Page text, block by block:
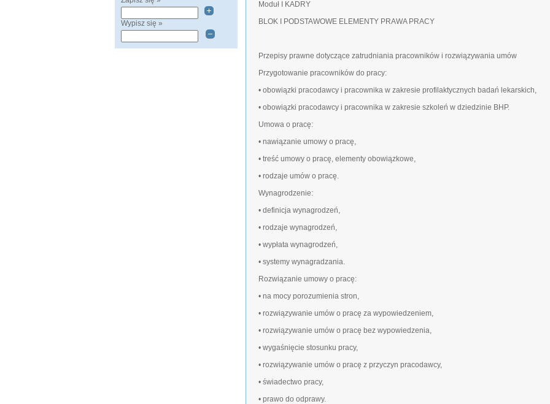
Wypisz się »
Moduł I KADRY
BLOK I PODSTAWOWE ELEMENTY PRAWA PRACY
Przepisy prawne dotyczące zatrudniania pracowników i rozwiązywania umów
Przygotowanie pracowników do pracy:
• obowiązki pracodawcy i pracownika w zakresie profilaktycznych badań lekarskich,
• obowiązki pracodawcy i pracownika w zakresie szkoleń w dziedzinie BHP.
Umowa o pracę:
• nawiązanie umowy o pracę,
• treść umowy o pracę, elementy obowiązkowe,
• rodzaje umów o pracę.
Wynagrodzenie:
• definicja wynagrodzeń,
• rodzaje wynagrodzeń,
• wypłata wynagrodzeń,
• systemy wynagradzania.
Rozwiązanie umowy o pracę:
• na mocy porozumienia stron,
• rozwiązywanie umów o pracę za wypowiedzeniem,
• rozwiązywanie umów o pracę bez wypowiedzenia,
• wygaśnięcie stosunku pracy,
• rozwiązywanie umów o pracę z przyczyn pracodawcy,
• świadectwo pracy,
• prawo do odprawy.